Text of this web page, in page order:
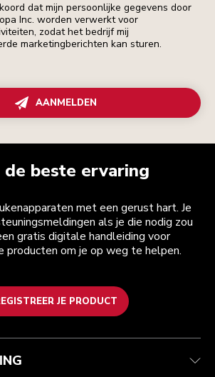
dat mijn persoonlijke gegevens door
Inc. worden verwerkt voor
zodat het bedrijf mij
marketingberichten kan sturen.
AANMELDEN
de beste ervaring
met een gerust hart. Je
als je die nodig zou
gratis digitale handleiding voor
producten om je op weg te helpen.
JE PRODUCT